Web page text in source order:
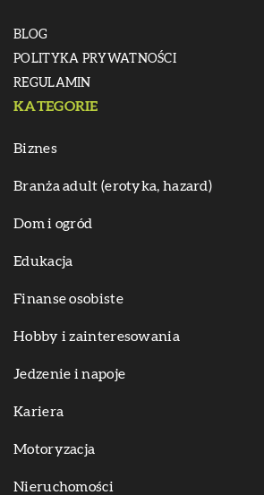
BLOG
POLITYKA PRYWATNOŚCI
REGULAMIN
KATEGORIE
Biznes
Branża adult (erotyka, hazard)
Dom i ogród
Edukacja
Finanse osobiste
Hobby i zainteresowania
Jedzenie i napoje
Kariera
Motoryzacja
Nieruchomości